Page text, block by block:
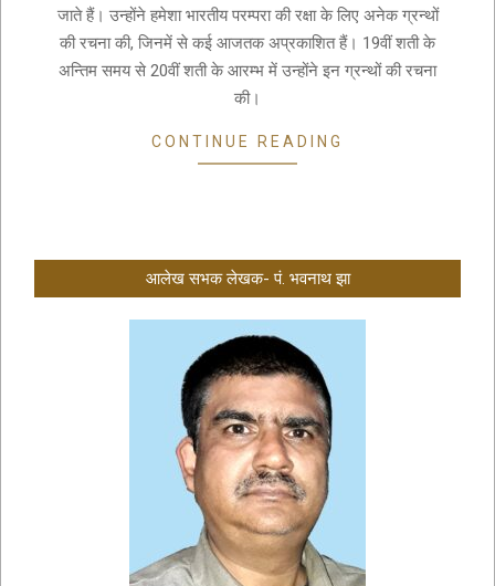
जाते हैं। उन्होंने हमेशा भारतीय परम्परा की रक्षा के लिए अनेक ग्रन्थों
की रचना की, जिनमें से कई आजतक अप्रकाशित हैं। 19वीं शती के
अन्तिम समय से 20वीं शती के आरम्भ में उन्होंने इन ग्रन्थों की रचना
की।
CONTINUE READING
आलेख सभक लेखक- पं. भवनाथ झा